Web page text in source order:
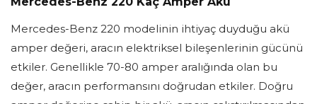
Mercedes-Benz 220 modelinin ihtiyaç duyduğu akü
amper değeri, aracın elektriksel bileşenlerinin gücünü
etkiler. Genellikle 70-80 amper aralığında olan bu
değer, aracın performansını doğrudan etkiler. Doğru